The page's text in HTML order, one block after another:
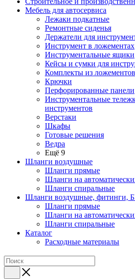
Мебель для автосервиса
Лежаки подкатные
Ремонтные сиденья
Держатели для
Инструмент в ложементах
Инструментальные ящики
Кейсы и сумки для
Комплекты из ложементов
Крючки
Перфорированные панели
Инструментальные
инструментов
Верстаки
Шкафы
Готовые решения
Ведра
Ещё 9
Шланги воздушные
Шланги прямые
Шланги на
Шланги спиральные
Шланги воздушные, фитинги,
Шланги прямые
Шланги на
Шланги спиральные
Каталог
Расходные материалы